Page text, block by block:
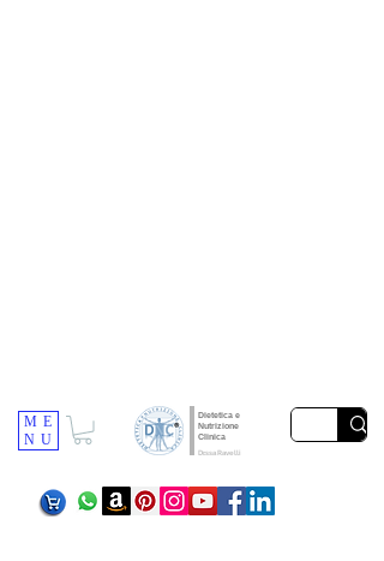
Dietetica e
Nutrizione
Clinica
Dr.ssa Ravelli
ME
NU